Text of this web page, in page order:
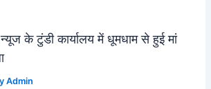
के टुंडी कार्यालय में धूमधाम से हुई मां
Admin